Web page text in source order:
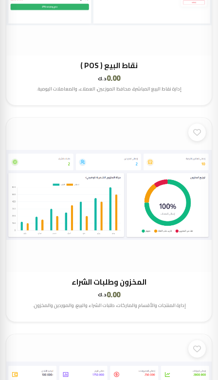
نقاط البيع ( POS )
0.00د.ك
إدارة نقاط البيع المباشرة، محافظ الموزعين، العملاء، والمعاملات اليومية.
المخزون وطلبات الشراء
0.00د.ك
إدارة المنتجات والأقسام والماركات، طلبات الشراء والبيع، والموردين والمخزون.